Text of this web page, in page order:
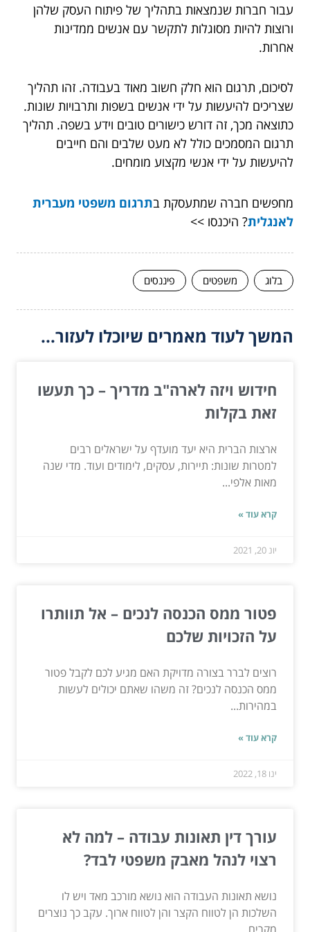
עבור חברות שנמצאות בתהליך של פיתוח העסק שלהן
ורוצות להיות מסוגלות לתקשר עם אנשים ממדינות
אחרות.
לסיכום, תרגום הוא חלק חשוב מאוד בעבודה. זהו תהליך
שצריכים להיעשות על ידי אנשים בשפות ותרבויות שונות.
כתוצאה מכך, זה דורש כישורים טובים וידע בשפה. תהליך
תרגום המסמכים כולל לא מעט שלבים והם חייבים
להיעשות על ידי אנשי מקצוע מומחים.
מחפשים חברה שמתעסקת בתרגום משפטי מעברית
לאנגלית? היכנסו >>
בלוג משפטים פיננסים
המשך לעוד מאמרים שיוכלו לעזור...
חידוש ויזה לארה"ב מדריך – כך תעשו
זאת בקלות
ארצות הברית היא יעד מועדף על ישראלים רבים
למטרות שונות: תיירות, עסקים, לימודים ועוד. מדי שנה
מאות אלפי...
קרא עוד »
יונ 20, 2021
פטור ממס הכנסה לנכים – אל תוותרו
על הזכויות שלכם
רוצים לברר בצורה מדויקת האם מגיע לכם לקבל פטור
ממס הכנסה לנכים? זה משהו שאתם יכולים לעשות
במהירות...
קרא עוד »
ינו 18, 2022
עורך דין תאונות עבודה – למה לא
רצוי לנהל מאבק משפטי לבד?
נושא תאונות העבודה הוא נושא מורכב מאד ויש לו
השלכות הן לטווח הקצר והן לטווח ארוך. עקב כך נוצרים